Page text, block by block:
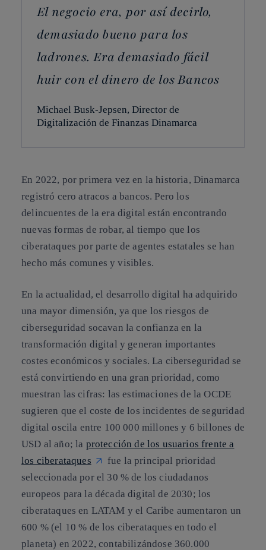
El negocio era, por así decirlo,
demasiado bueno para los
ladrones. Era demasiado fácil
huir con el dinero de los Bancos
Michael Busk-Jepsen, Director de
Digitalización de Finanzas Dinamarca
En 2022, por primera vez en la historia, Dinamarca
registró cero atracos a bancos. Pero los
delincuentes de la era digital están encontrando
nuevas formas de robar, al tiempo que los
ciberataques por parte de agentes estatales se han
hecho más comunes y visibles.
En la actualidad, el desarrollo digital ha adquirido
una mayor dimensión, ya que los riesgos de
ciberseguridad socavan la confianza en la
transformación digital y generan importantes
costes económicos y sociales. La ciberseguridad se
está convirtiendo en una gran prioridad, como
muestran las cifras: las estimaciones de la OCDE
sugieren que el coste de los incidentes de seguridad
digital oscila entre 100 000 millones y 6 billones de
USD al año; la protección de los usuarios frente a
los ciberataques
fue la principal prioridad
seleccionada por el 30 % de los ciudadanos
europeos para la década digital de 2030; los
ciberataques en LATAM y el Caribe aumentaron un
600 % (el 10 % de los ciberataques en todo el
planeta) en 2022, contabilizándose 360.000